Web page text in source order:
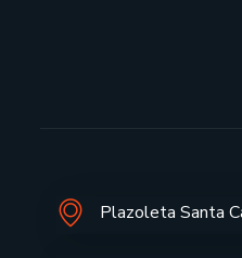
Plazoleta Santa